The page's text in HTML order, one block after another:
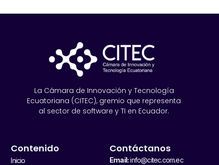
La Cámara de Innovación y Tecnología
Ecuatoriana (CITEC), gremio que representa
al sector de software y TI en Ecuador.
Contenido
Inicio
Contáctanos
Email:info@citec.com.ec